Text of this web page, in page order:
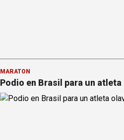
MARATÓN
Podio en Brasil para un